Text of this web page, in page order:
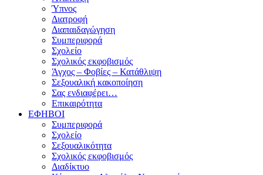
Ύπνος
Διατροφή
Διαπαιδαγώγηση
Συμπεριφορά
Σχολείο
Σχολικός εκφοβισμός
Άγχος – Φοβίες – Κατάθλιψη
Σεξουαλική κακοποίηση
Σας ενδιαφέρει…
Επικαιρότητα
ΕΦΗΒΟΙ
Συμπεριφορά
Σχολείο
Σεξουαλικότητα
Σχολικός εκφοβισμός
Διαδίκτυο